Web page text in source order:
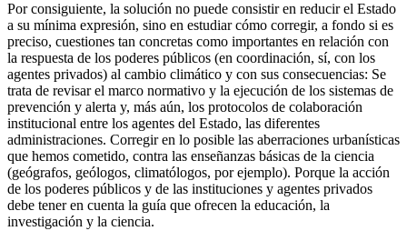
Por consiguiente, la solución no puede consistir en reducir el Estado
a su mínima expresión, sino en estudiar cómo corregir, a fondo si es
preciso, cuestiones tan concretas como importantes en relación con
la respuesta de los poderes públicos (en coordinación, sí, con los
agentes privados) al cambio climático y con sus consecuencias: Se
trata de revisar el marco normativo y la ejecución de los sistemas de
prevención y alerta y, más aún, los protocolos de colaboración
institucional entre los agentes del Estado, las diferentes
administraciones. Corregir en lo posible las aberraciones urbanísticas
que hemos cometido, contra las enseñanzas básicas de la ciencia
(geógrafos, geólogos, climatólogos, por ejemplo). Porque la acción
de los poderes públicos y de las instituciones y agentes privados
debe tener en cuenta la guía que ofrecen la educación, la
investigación y la ciencia.